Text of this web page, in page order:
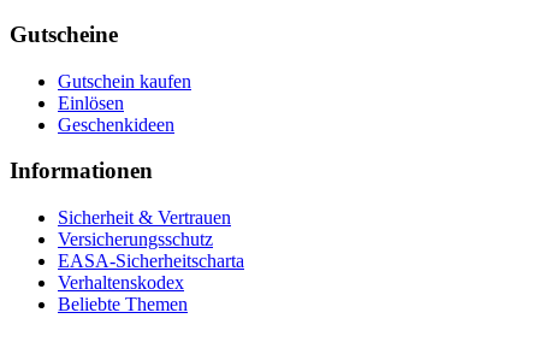
Gutscheine
Gutschein kaufen
Einlösen
Geschenkideen
Informationen
Sicherheit & Vertrauen
Versicherungsschutz
EASA-Sicherheitscharta
Verhaltenskodex
Beliebte Themen